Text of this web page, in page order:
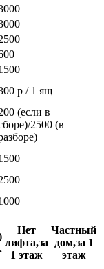
р / 1 ящ
(если в
2500 (в
Нет
лифта,за
1 этаж
Частный
дом,за 1
этаж